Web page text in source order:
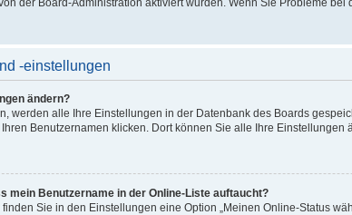
der Board-Administration aktiviert wurden. Wenn Sie Probleme
-einstellungen
ändern?
werden alle Ihre Einstellungen in der Datenbank des Boards
Benutzernamen klicken. Dort können Sie alle Ihre Einstellungen
mein Benutzername in der Online-Liste auftaucht?
Sie in den Einstellungen eine Option „Meinen Online-Status